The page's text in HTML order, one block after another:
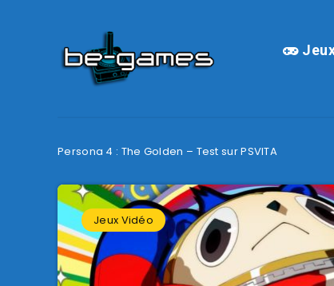
Persona 4 : The Golden – Test sur PSVITA
Jeux Vidéo